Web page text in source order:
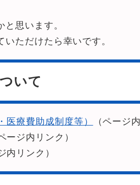
思います。
ただけたら幸いです。
いて
療費助成制度等）
（ページ
ージ内リンク）
内リンク）